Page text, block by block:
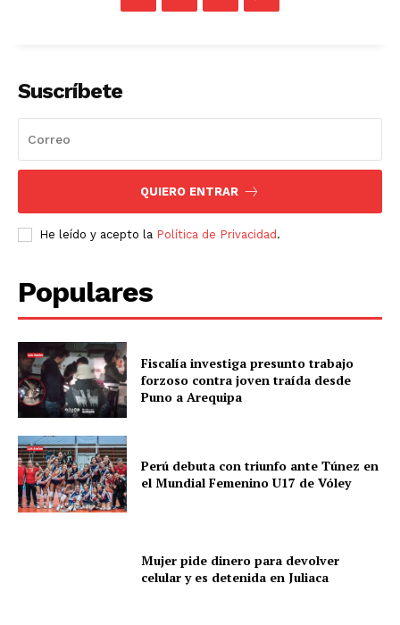
Suscríbete
QUIERO ENTRAR
He leído y acepto la Política de Privacidad .
Populares
Fiscalía investiga presunto trabajo
forzoso contra joven traída desde
Puno a Arequipa
Perú debuta con triunfo ante Túnez en
el Mundial Femenino U17 de Vóley
Mujer pide dinero para devolver
celular y es detenida en Juliaca